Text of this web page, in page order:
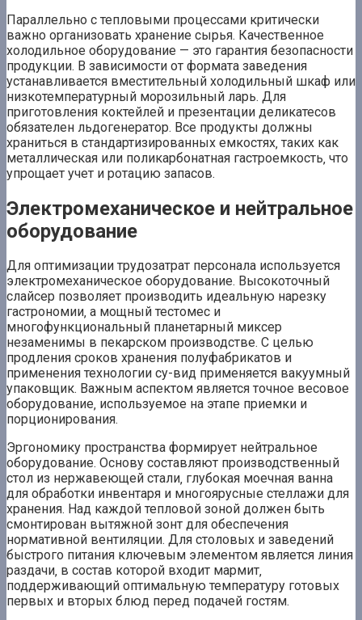
Параллельно с тепловыми процессами критически
важно организовать хранение сырья. Качественное
холодильное оборудование — это гарантия безопасности
продукции. В зависимости от формата заведения
устанавливается вместительный холодильный шкаф или
низкотемпературный морозильный ларь. Для
приготовления коктейлей и презентации деликатесов
обязателен льдогенератор. Все продукты должны
храниться в стандартизированных емкостях‚ таких как
металлическая или поликарбонатная гастроемкость‚ что
упрощает учет и ротацию запасов.
Электромеханическое и нейтральное
оборудование
Для оптимизации трудозатрат персонала используется
электромеханическое оборудование. Высокоточный
слайсер позволяет производить идеальную нарезку
гастрономии‚ а мощный тестомес и
многофункциональный планетарный миксер
незаменимы в пекарском производстве. С целью
продления сроков хранения полуфабрикатов и
применения технологии су-вид применяется вакуумный
упаковщик. Важным аспектом является точное весовое
оборудование‚ используемое на этапе приемки и
порционирования.
Эргономику пространства формирует нейтральное
оборудование. Основу составляют производственный
стол из нержавеющей стали‚ глубокая моечная ванна
для обработки инвентаря и многоярусные стеллажи для
хранения. Над каждой тепловой зоной должен быть
смонтирован вытяжной зонт для обеспечения
нормативной вентиляции. Для столовых и заведений
быстрого питания ключевым элементом является линия
раздачи‚ в состав которой входит мармит‚
поддерживающий оптимальную температуру готовых
первых и вторых блюд перед подачей гостям.